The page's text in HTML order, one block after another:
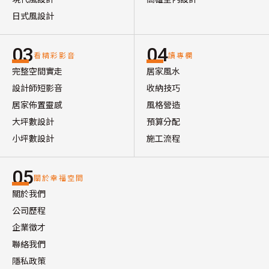
日式風設計
03看精彩影音
完整空間實走
設計師短影音
居家佈置靈感
大坪數設計
小坪數設計
04讀專欄
居家風水
收納技巧
風格營造
預算分配
施工流程
05關於幸福空間
關於我們
公司歷程
企業徵才
聯絡我們
隱私政策